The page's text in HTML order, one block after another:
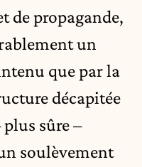
de propagande,
un
que par la
décapitée
sûre –
soulèvement